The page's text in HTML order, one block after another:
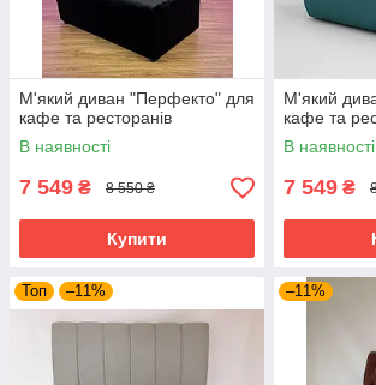
М'який диван "Перфекто" для
кафе та ресторанів
В наявності
7 549 ₴ 8 550 ₴
Купити
М'який
кафе та
В наявності
7 549 ₴
Топ –11% –11%